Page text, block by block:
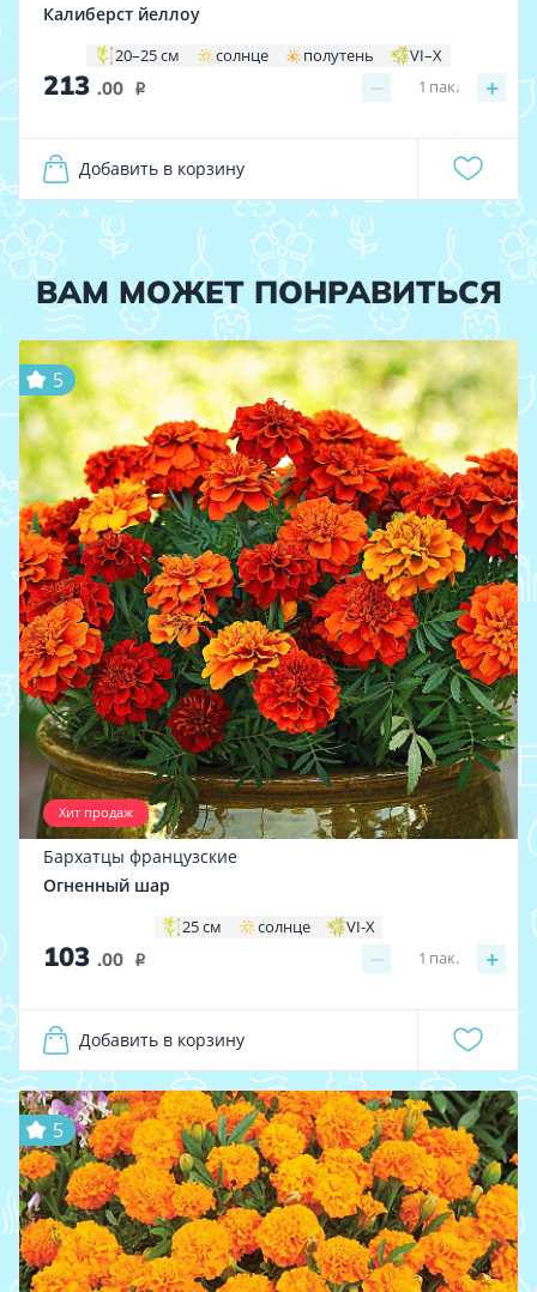
Калиберст йеллоу
20–25 см солнце полутень VI–X
213 .00 i − +
1 пак.
Добавить в корзину
ВАМ МОЖЕТ ПОНРАВИТЬСЯ
Хит продаж
5
Бархатцы французские
Огненный шар
25 см солнце VI-X
103 .00 i − +
1 пак.
Добавить в корзину
5